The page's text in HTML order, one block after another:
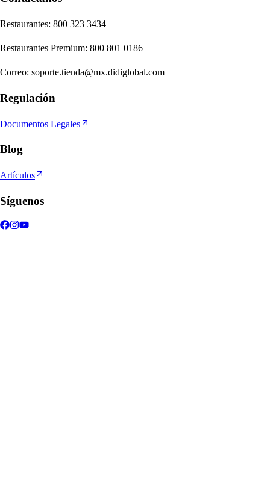
Restaurantes: 800 323 3434
Restaurantes Premium: 800 801 0186
Correo: soporte.tienda@mx.didiglobal.com
Regulación
Documentos Legales
Blog
Artículos
Síguenos